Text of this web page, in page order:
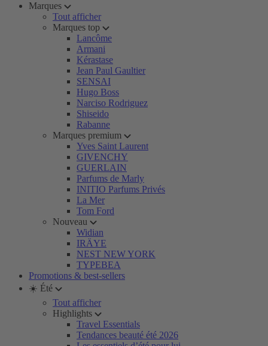
Marques
Tout afficher
Marques top
Lancôme
Armani
Kérastase
Jean Paul Gaultier
SENSAI
Hugo Boss
Narciso Rodriguez
Shiseido
Rabanne
Marques premium
Yves Saint Laurent
GIVENCHY
GUERLAIN
Parfums de Marly
INITIO Parfums Privés
La Mer
Tom Ford
Nouveau
Widian
IRÄYE
NEST NEW YORK
TYPEBEA
Promotions & best-sellers
☀️ Été
Tout afficher
Highlights
Travel Essentials
Tendances beauté été 2026